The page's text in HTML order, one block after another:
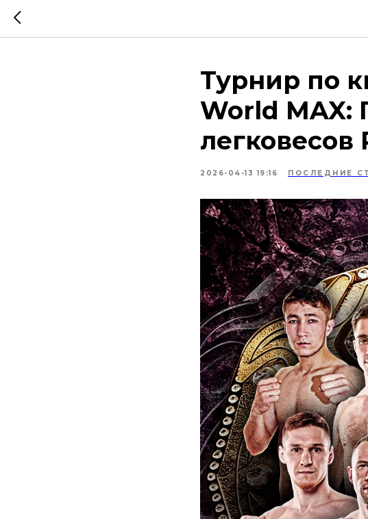
Турнир по
World MAX:
легковесов
2026-04-13 19:16 ПОСЛЕДНИЕ